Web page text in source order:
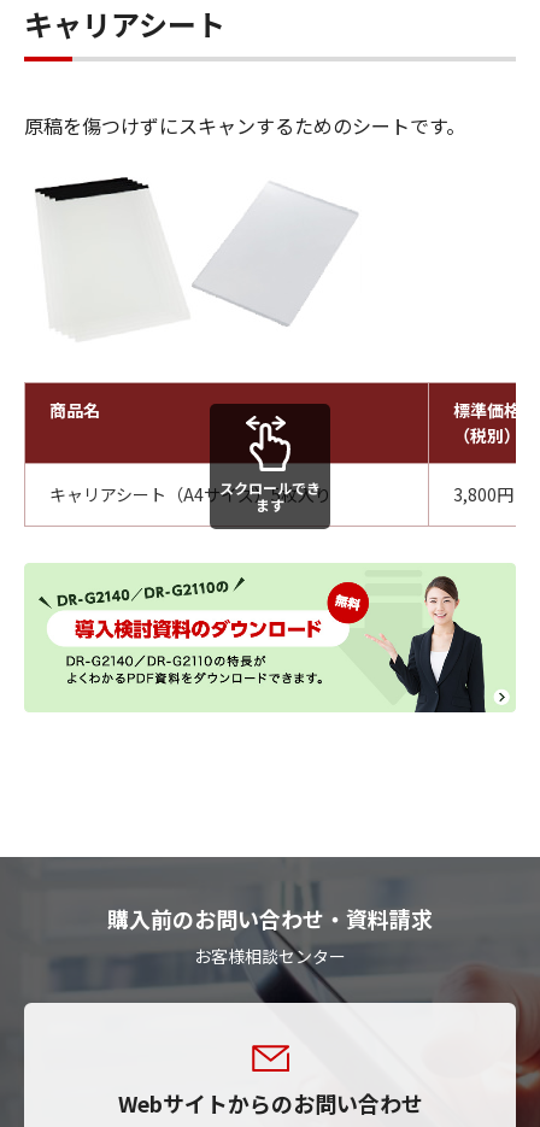
キャリアシート
原稿を傷つけずにスキャンするためのシートです。
商品名
標準価格
（税別）
キャリアシート（A4サイズ）5枚入り 3,800円
スクロールでき
ます
購入前のお問い合わせ・資料請求
お客様相談センター
Webサイトからのお問い合わせ